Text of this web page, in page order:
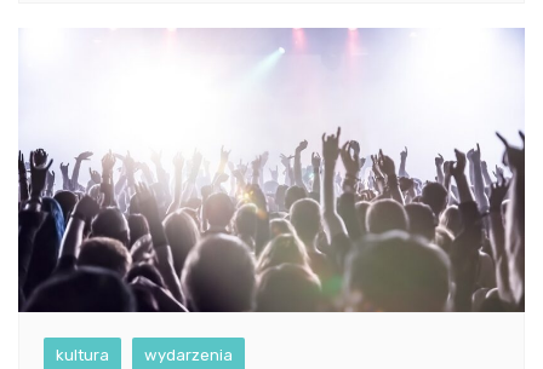
kultura wydarzenia